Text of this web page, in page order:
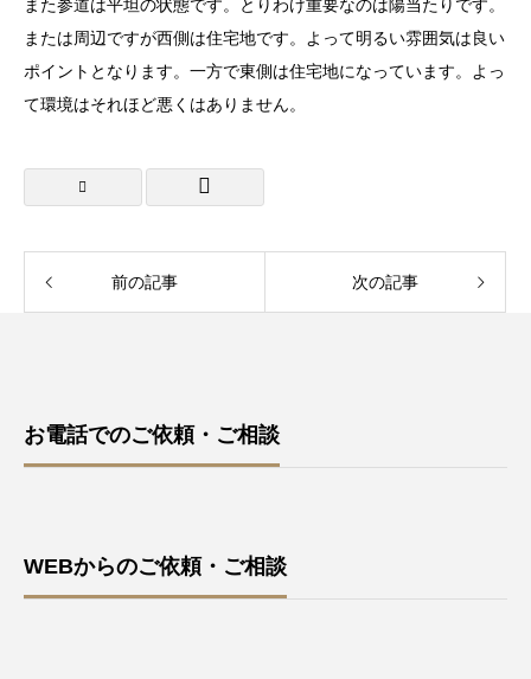
また参道は平坦の状態です。とりわけ重要なのは陽当たりです。
または周辺ですが西側は住宅地です。よって明るい雰囲気は良い
ポイントとなります。一方で東側は住宅地になっています。よっ
て環境はそれほど悪くはありません。
前の記事 次の記事
お電話でのご依頼・ご相談
WEBからのご依頼・ご相談